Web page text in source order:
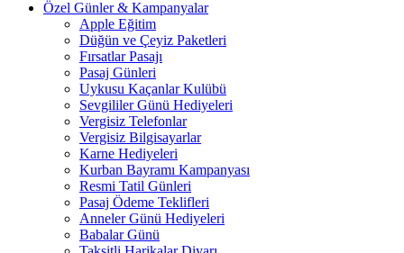
Özel Günler & Kampanyalar
Apple Eğitim
Düğün ve Çeyiz Paketleri
Fırsatlar Pasajı
Pasaj Günleri
Uykusu Kaçanlar Kulübü
Sevgililer Günü Hediyeleri
Vergisiz Telefonlar
Vergisiz Bilgisayarlar
Karne Hediyeleri
Kurban Bayramı Kampanyası
Resmi Tatil Günleri
Pasaj Ödeme Teklifleri
Anneler Günü Hediyeleri
Babalar Günü